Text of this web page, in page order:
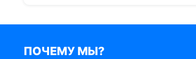
ПОЧЕМУ МЫ?